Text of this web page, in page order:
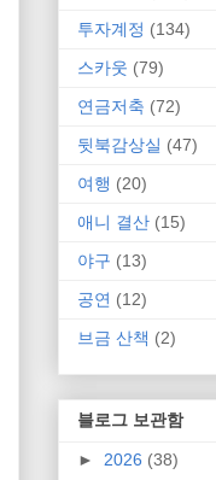
투자계정 (134)
스카웃 (79)
연금저축 (72)
뒷북감상실 (47)
여행 (20)
애니 결산 (15)
야구 (13)
공연 (12)
브금 산책 (2)
블로그 보관함
► 2026 (38)